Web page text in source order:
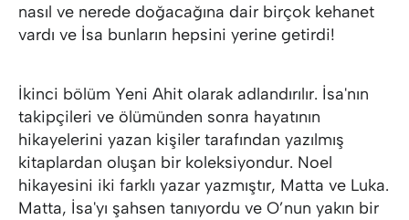
nasıl ve nerede doğacağına dair birçok kehanet
vardı ve İsa bunların hepsini yerine getirdi!
İkinci bölüm Yeni Ahit olarak adlandırılır. İsa'nın
takipçileri ve ölümünden sonra hayatının
hikayelerini yazan kişiler tarafından yazılmış
kitaplardan oluşan bir koleksiyondur. Noel
hikayesini iki farklı yazar yazmıştır, Matta ve Luka.
Matta, İsa'yı şahsen tanıyordu ve O’nun yakın bir